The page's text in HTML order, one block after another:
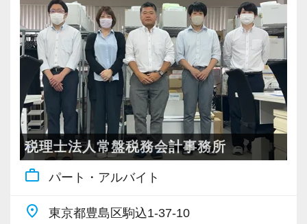
だからこそ私たちは、
単に業務をこなす存在ではなく、
お客様の課題に向き合い、価値を提供できる仲
間を求めています。
これまでのご経験を活かしながら、さらに専門
性を高めたい方。
そして、組織の一員として主体的に関わってい
きたい方。
―――【3】 豊富な法人案件で、どこでも通用
する実務能力が未経験から身につく
当事務所の顧問先は、IT、飲食、小売、不動
産、建設、製造業など、非常にバラエティ豊か
です。
様々な業種や規模の法人のお客様のサポートを
通じて、特定の分野に偏らない「どこにいって
も通用する税務会計のスタンダードかつ確かな
実務能力」がしっかりと身につきます。
告書を作れるようになりたい」「ゆくゆくは経
顧問法人数が増えているからといって、スタッ
フ一人に業務や責任を押し付けることは絶対に
しません。
誰もが安心して業務に取り組めるよう「チーム
制」によるサポート体制を構築しています。
週1回のチームミーティングでは、業務の進捗を
共有するだけでなく、「今困っていること」を
全員でクリアにしていきます。
代表の大山を含め、全員の距離が近く、日常的
に「ちょっといいですか？」とデスク越しに声
を掛け合える温かで穏やかな雰囲気が自慢で
税理士法人常盤税務会計事務所
work_outline パート・アルバイト
place 東京都豊島区駒込1-37-10